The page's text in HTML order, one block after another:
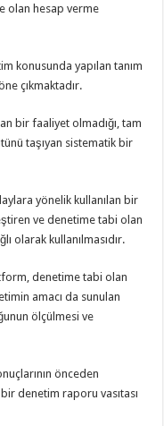
olan hesap verme
konusunda yapılan tanım
çıkmaktadır.
bir faaliyet olmadığı, tam
taşıyan sistematik bir
yönelik kullanılan bir
ve denetime tabi olan
olarak kullanılmasıdır.
denetime tabi olan
amacı da sunulan
ölçülmesi ve
önceden
denetim raporu vasıtası